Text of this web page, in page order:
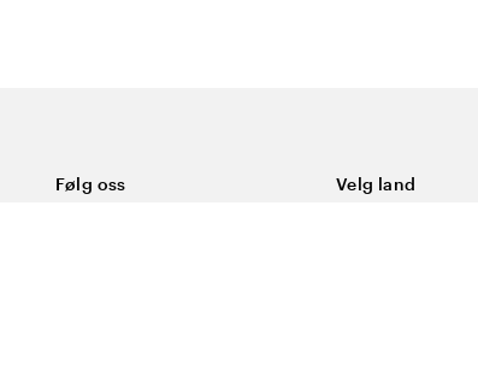
Følg oss Velg land